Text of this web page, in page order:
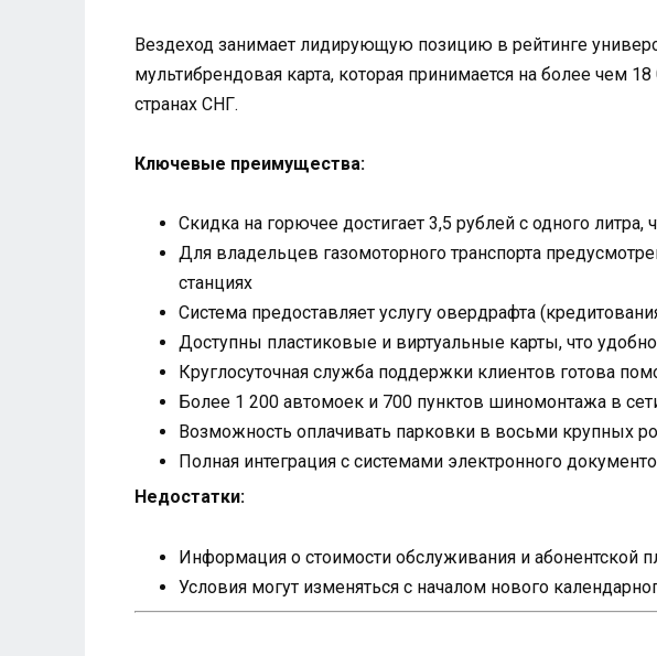
Вездеход занимает лидирующую позицию в рейтинге
мультибрендовая карта, которая принимается на более чем
странах СНГ.
Ключевые преимущества:
Скидка на горючее достигает 3,5 рублей с одного
Для владельцев газомоторного транспорта
станциях
Система предоставляет услугу овердрафта
Доступны пластиковые и виртуальные карты, что
Круглосуточная служба поддержки клиентов готова
Более 1 200 автомоек и 700 пунктов шиномонтажа в
Возможность оплачивать парковки в восьми крупных
Полная интеграция с системами электронного
Недостатки:
Информация о стоимости обслуживания и абонентской
Условия могут изменяться с началом нового